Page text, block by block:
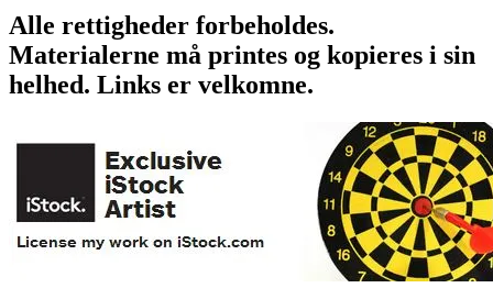
Alle rettigheder forbeholdes.
Materialerne må printes og kopieres i sin
helhed. Links er velkomne.